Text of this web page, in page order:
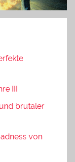
III
brutaler
von